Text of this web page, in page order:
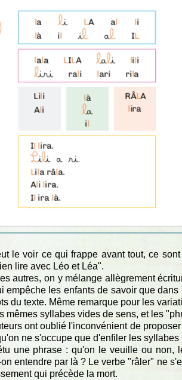
le voir ce qui frappe avant tout, ce
lire avec Léo et Léa".
autres, on y mélange allègrement
empêche les enfants de savoir que
du texte. Même remarque pour les
mêmes syllabes vides de sens, et les
ont oublié l'inconvénient de
ne s'occupe que d'enfiler les
une phrase : qu'on le veuille ou non,
entendre par là ? Le verbe "râler" ne
qui précède la mort.